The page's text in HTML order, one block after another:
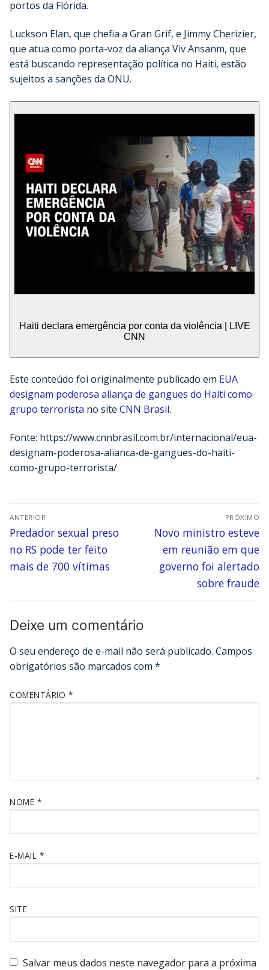
portos da Flórida.
Luckson Elan, que chefia a Gran Grif, e Jimmy Cherizier,
que atua como porta-voz da aliança Viv Ansanm, que
está buscando representação política no Haiti, estão
sujeitos a sanções da ONU.
Haiti declara emergência por conta da violência | LIVE
CNN
Este conteúdo foi originalmente publicado em EUA
designam poderosa aliança de gangues do Haiti como
grupo terrorista no site CNN Brasil.
Fonte: https://www.cnnbrasil.com.br/internacional/eua-
designam-poderosa-alianca-de-gangues-do-haiti-
como-grupo-terrorista/
ANTERIOR
Predador sexual preso
no RS pode ter feito
mais de 700 vítimas
PRÓXIMO
Novo ministro esteve
em reunião em que
governo foi alertado
sobre fraude
Deixe um comentário
O seu endereço de e-mail não será publicado. Campos
obrigatórios são marcados com *
COMENTÁRIO *
NOME *
E-MAIL *
SITE
Salvar meus dados neste navegador para a próxima